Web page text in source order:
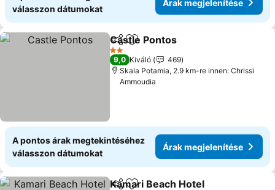
válasszon dátumokat
Árak megjelenítése
Megosztás
Hozzáadás a kedvencekhez
Castle Pontos
2 Kategória
9,0 Kiváló
469
Skala Potamia, 2.9 km-re innen: Chrissi
Ammoudia
A pontos árak megtekintéséhez
válasszon dátumokat
Árak megjelenítése
Kamari Beach Hotel